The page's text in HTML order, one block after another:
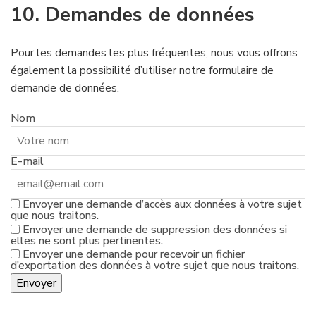
10. Demandes de données
Pour les demandes les plus fréquentes, nous vous offrons
également la possibilité d’utiliser notre formulaire de
demande de données.
Nom
E-mail
Envoyer une demande d’accès aux données à votre sujet
que nous traitons.
Envoyer une demande de suppression des données si
elles ne sont plus pertinentes.
Envoyer une demande pour recevoir un fichier
d’exportation des données à votre sujet que nous traitons.